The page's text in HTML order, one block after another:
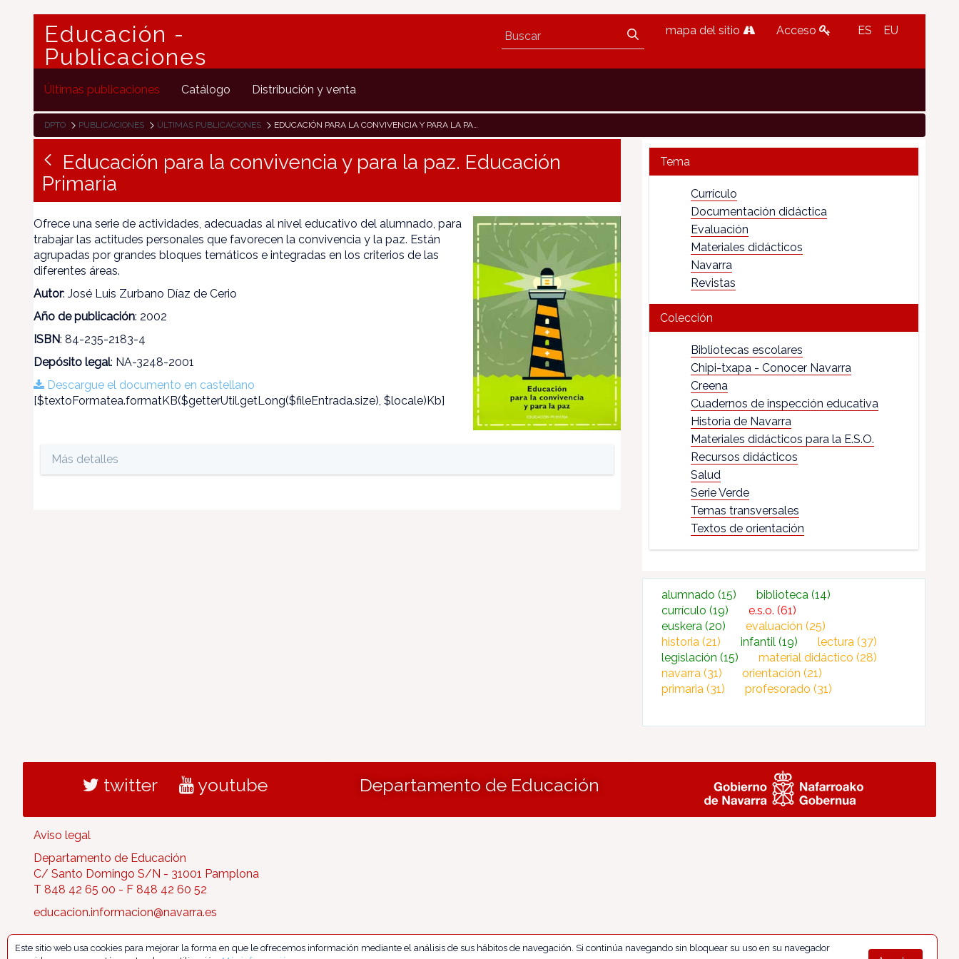
Educación -
Publicaciones
mapa del sitio Acceso ES EU
Últimas publicaciones Catálogo Distribución y venta
DPTO PUBLICACIONES ÚLTIMAS PUBLICACIONES EDUCACIÓN PARA LA CONVIVENCIA Y PARA LA PAZ. EDUCACIÓN PRIMARIA
Educación para la convivencia y para la paz. Educación
Primaria
Ofrece una serie de actividades, adecuadas al nivel educativo del alumnado, para
trabajar las actitudes personales que favorecen la convivencia y la paz. Están
agrupadas por grandes bloques temáticos e integradas en los criterios de las
diferentes áreas.
Autor: José Luis Zurbano Díaz de Cerio
Año de publicación: 2002
ISBN: 84-235-2183-4
Depósito legal: NA-3248-2001
Descargue el documento en castellano
[$textoFormatea.formatKB($getterUtil.getLong($fileEntrada.size), $locale)Kb]
Más detalles
Tema
Currículo
Documentación didáctica
Evaluación
Materiales didácticos
Navarra
Revistas
Colección
Bibliotecas escolares
Chipi-txapa - Conocer Navarra
Creena
Cuadernos de inspección educativa
Historia de Navarra
Materiales didácticos para la E.S.O.
Recursos didácticos
Salud
Serie Verde
Temas transversales
Textos de orientación
alumnado(15) biblioteca(14)
currículo(19) e.s.o.(61)
euskera(20) evaluación(25)
historia(21) infantil(19) lectura(37)
legislación(15) material didáctico(28)
navarra(31) orientación(21)
primaria(31) profesorado(31)
twitter youtube Departamento de Educación
Aviso legal
Departamento de Educación
C/ Santo Domingo S/N - 31001 Pamplona
T 848 42 65 00 - F 848 42 60 52
educacion.informacion@navarra.es
Este sitio web usa cookies para mejorar la forma en que le ofrecemos información mediante el análisis de sus hábitos de navegación. Si continúa navegando sin bloquear su uso en su navegador